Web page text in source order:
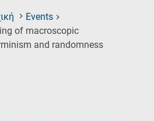
Events
of macroscopic
and randomness